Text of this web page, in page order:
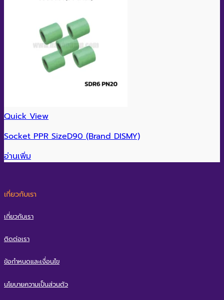
Quick View
Socket PPR SizeD90 (Brand DISMY)
อ่านเพิ่ม
เกี่ยวกับเรา
เกี่ยวกับเรา
ติดต่อเรา
ข้อกำหนดและเงื่อนไข
นโยบายความเป็นส่วนตัว